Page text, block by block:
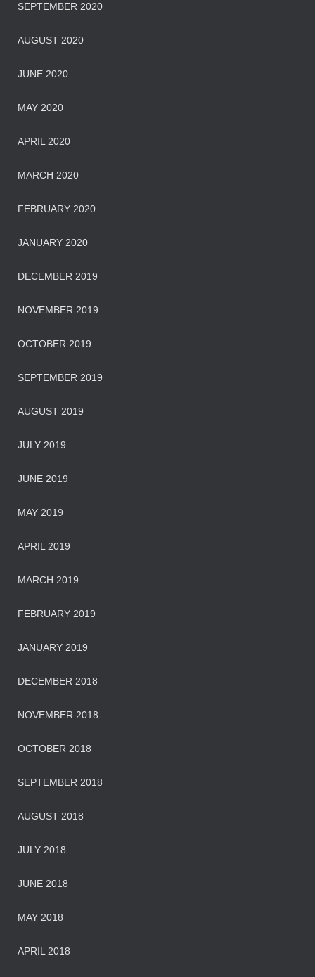
SEPTEMBER 2020
AUGUST 2020
JUNE 2020
MAY 2020
APRIL 2020
MARCH 2020
FEBRUARY 2020
JANUARY 2020
DECEMBER 2019
NOVEMBER 2019
OCTOBER 2019
SEPTEMBER 2019
AUGUST 2019
JULY 2019
JUNE 2019
MAY 2019
APRIL 2019
MARCH 2019
FEBRUARY 2019
JANUARY 2019
DECEMBER 2018
NOVEMBER 2018
OCTOBER 2018
SEPTEMBER 2018
AUGUST 2018
JULY 2018
JUNE 2018
MAY 2018
APRIL 2018